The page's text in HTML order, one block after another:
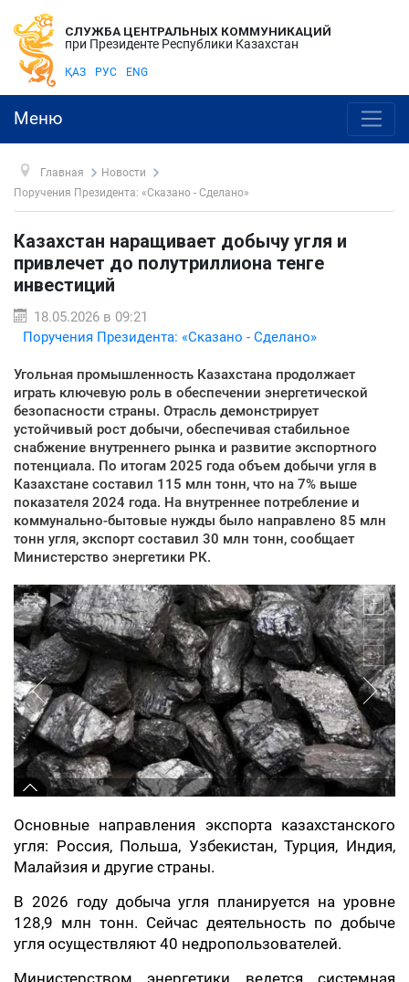
СЛУЖБА ЦЕНТРАЛЬНЫХ КОММУНИКАЦИЙ
при Президенте Республики Казахстан
ҚАЗ РУС ENG
Меню
Главная
Новости
Поручения Президента: «Сказано - Сделано»
Казахстан наращивает добычу угля и
привлечет до полутриллиона тенге
инвестиций
18.05.2026 в 09:21
Поручения Президента: «Сказано - Сделано»
Угольная промышленность Казахстана продолжает
играть ключевую роль в обеспечении энергетической
безопасности страны. Отрасль демонстрирует
устойчивый рост добычи, обеспечивая стабильное
снабжение внутреннего рынка и развитие экспортного
потенциала. По итогам 2025 года объем добычи угля в
Казахстане составил 115 млн тонн, что на 7% выше
показателя 2024 года. На внутреннее потребление и
коммунально-бытовые нужды было направлено 85 млн
тонн угля, экспорт составил 30 млн тонн, сообщает
Министерство энергетики РК.
Основные направления экспорта казахстанского
угля: Россия, Польша, Узбекистан, Турция, Индия,
Малайзия и другие страны.
В 2026 году добыча угля планируется на уровне
128,9 млн тонн. Сейчас деятельность по добыче
угля осуществляют 40 недропользователей.
Министерством энергетики ведется системная